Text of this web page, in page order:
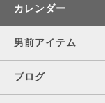
カレンダー
男前アイテム
ブログ